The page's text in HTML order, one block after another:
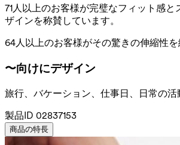
71人以上のお客様が完璧なフィット感と
ザインを称賛しています。
64人以上のお客様がその驚きの伸縮性を
〜向けにデザイン
旅行、バケーション、仕事日、日常の活
製品ID 02837153
商品の特長